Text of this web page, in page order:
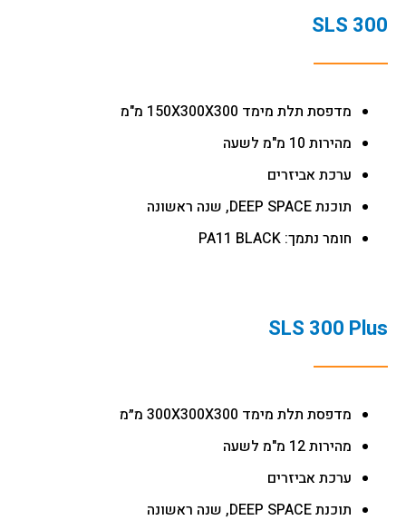
SLS 300
מדפסת תלת מימד 150X300X300 מ"מ
מהירות 10 מ"מ לשעה
ערכת אביזרים
תוכנת DEEP SPACE, שנה ראשונה
חומר נתמך: PA11 BLACK
SLS 300 Plus
מדפסת תלת מימד 300X300X300 מ״מ
מהירות 12 מ"מ לשעה
ערכת אביזרים
תוכנת DEEP SPACE, שנה ראשונה